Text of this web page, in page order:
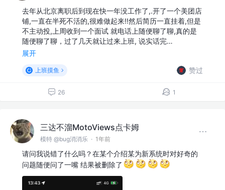
去年从北京离职后到现在快一年没工作了,.开了一个美团店
铺,一直在半死不活的,很难做起来!!然后简历一直挂着,但是
不主动投,上周收到一个面试 就电话上随便聊了聊,真的是
随便聊了聊，过了几天就让过来上班, 说实话完…
展开
上班摸鱼 赞过
26 1
三达不溜MotoViews点卡姆
模特 @bug消消乐 · 1年前
请问我说错了什么吗？在某个介绍某为新系统时对好奇的
问题随便问了一嘴 结果被删除了